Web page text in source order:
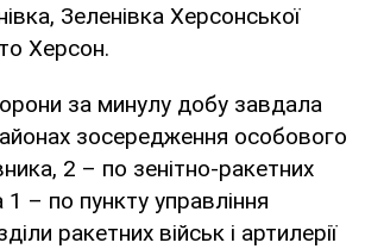
Зеленівка Херсонської
Херсон.
за минулу добу завдала
зосередження особового
2 – по зенітно-ракетних
– по пункту управління
ракетних військ і артилерії